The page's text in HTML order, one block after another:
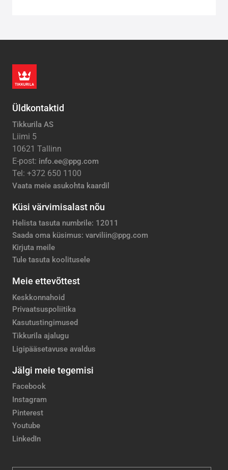
Üldkontaktid
Tikkurila AS
Liimi 5
10621 Tallinn
E-post: info.ee@ppg.com
Tel: +372 650 1100
Vaata meie asukohta kaardil
Küsi värvimisalast nõu
Helista tasuta numbrile: 12011
Saada oma küsimus: varviliin@ppg.com
Kirjuta meile
Tule tasuta koolitusele
Meie ettevõttest
Keskkonnahoid
Privaatsuspoliitika
Kasutustingimused
Tikkurila ajalugu
Ligipääsetavuse avaldus
Jälgi meie tegemisi
Facebook
Instagram
Pinterest
Youtube
LinkedIn